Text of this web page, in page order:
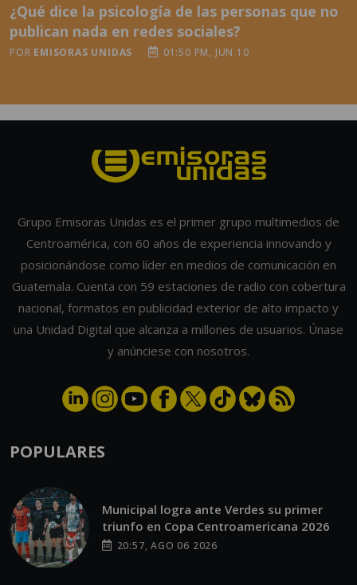
¿Qué dice la psicología de las personas que no
publican nada en redes sociales?
POR EMISORAS UNIDAS 01:50 PM, JUN 10
Grupo Emisoras Unidas es el primer grupo multimedios de
Centroamérica, con 60 años de experiencia innovando y
posicionándose como líder en medios de comunicación en
Guatemala. Cuenta con 59 estaciones de radio con cobertura
nacional, formatos en publicidad exterior de alto impacto y
una Unidad Digital que alcanza a millones de usuarios. Únase
y anúnciese con nosotros.
POPULARES
Municipal logra ante Verdes su primer
triunfo en Copa Centroamericana 2026
20:57, AGO 06 2026